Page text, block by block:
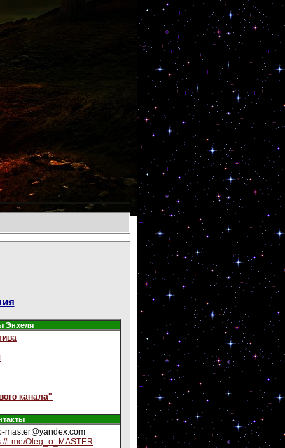
Энхеля
канала"
master@yandex.com
t.me/Oleg_o_MASTER